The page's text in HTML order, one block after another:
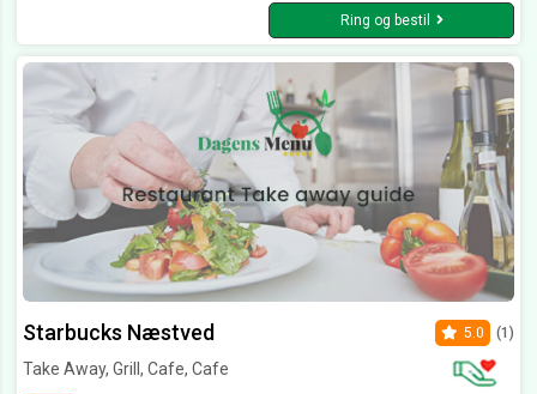
Ring og bestil
Starbucks Næstved
Take Away, Grill, Cafe, Cafe
5.0 (1)